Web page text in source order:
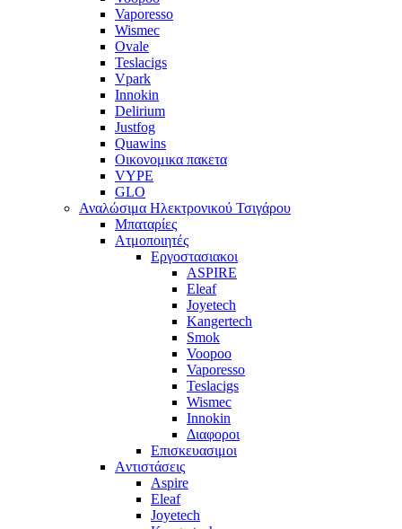
Vaporesso
Wismec
Ovale
Teslacigs
Vpark
Innokin
Delirium
Justfog
Quawins
Οικονομικα πακετα
VYPE
GLO
Αναλώσιμα Ηλεκτρονικού Τσιγάρου
Μπαταρίες
Ατμοποιητές
Εργοστασιακοι
ΑSPIRE
Eleaf
Joyetech
Kangertech
Smok
Voopoo
Vaporesso
Teslacigs
Wismec
Innokin
Διαφοροι
Επισκευασιμοι
Aντιστάσεις
Aspire
Eleaf
Joyetech